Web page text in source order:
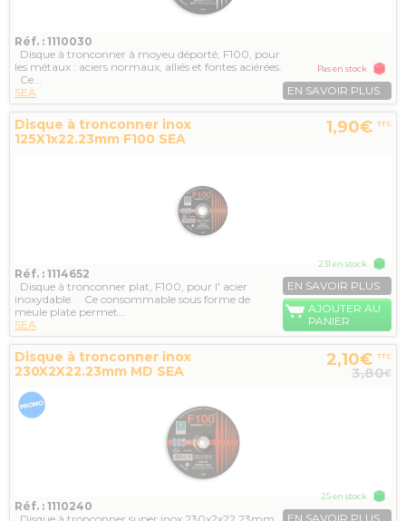
Réf. : 1110030
Disque à tronconner à moyeu déporté, F100, pour
les métaux : aciers normaux, alliés et fontes aciérées.
Ce...
SEA
Pas en stock
EN SAVOIR PLUS
Disque à tronconner inox
125X1x22.23mm F100 SEA
1,90€ TTC
Réf. : 1114652
Disque à tronconner plat, F100, pour l' acier
inoxydable. Ce consommable sous forme de
meule plate permet...
SEA
231 en stock
EN SAVOIR PLUS
AJOUTER AU
PANIER
Disque à tronconner inox
230X2X22.23mm MD SEA
2,10€ TTC
3,80€
Réf. : 1110240
25 en stock
EN SAVOIR PLUS